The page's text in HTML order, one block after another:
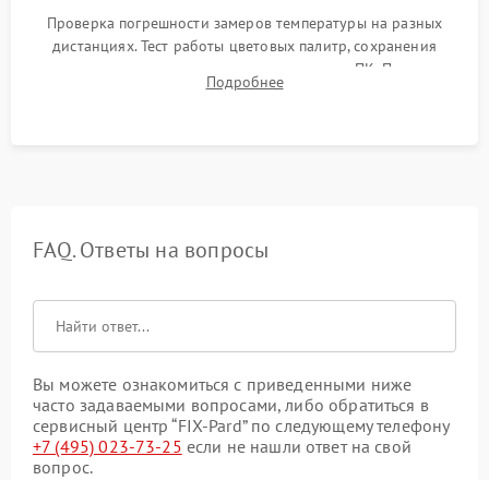
Проверка погрешности замеров температуры на разных
дистанциях. Тест работы цветовых палитр, сохранения
термограмм в память и передачи данных на ПК. Проверка
автономности работы и итоговый контроль качества.
Подробнее
FAQ. Ответы на вопросы
Вы можете ознакомиться с приведенными ниже
часто задаваемыми вопросами, либо обратиться в
сервисный центр “FIX-Pard” по следующему телефону
+7 (495) 023-73-25 если не нашли ответ на свой
вопрос.